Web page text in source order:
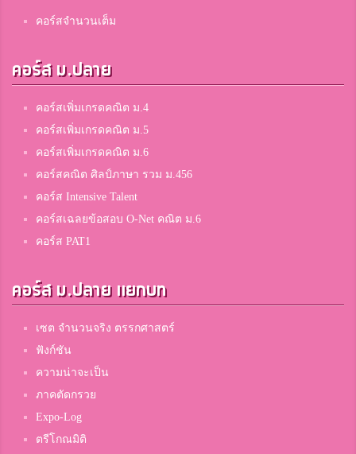
คอร์สจำนวนเต็ม
คอร์ส ม.ปลาย
คอร์สเพิ่มเกรดคณิต ม.4
คอร์สเพิ่มเกรดคณิต ม.5
คอร์สเพิ่มเกรดคณิต ม.6
คอร์สคณิต ศิลป์ภาษา รวม ม.456
คอร์ส Intensive Talent
คอร์สเฉลยข้อสอบ O-Net คณิต ม.6
คอร์ส PAT1
คอร์ส ม.ปลาย แยกบท
เซต จำนวนจริง ตรรกศาสตร์
ฟังก์ชัน
ความน่าจะเป็น
ภาคตัดกรวย
Expo-Log
ตรีโกณมิติ